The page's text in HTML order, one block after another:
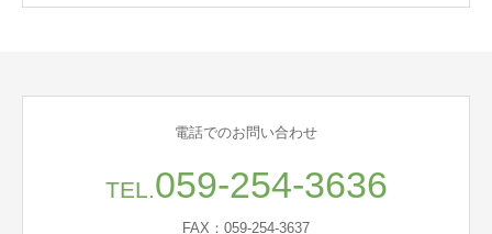
電話でのお問い合わせ
TEL.059-254-3636
FAX：059-254-3637